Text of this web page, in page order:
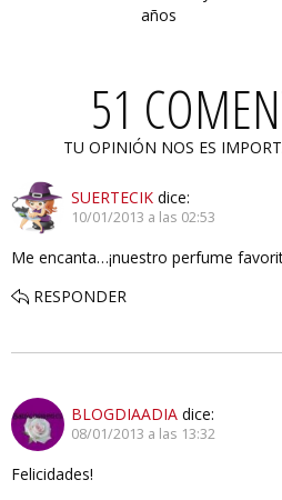
años
51
TU OPINIÓN NOS ES
SUERTECIK dice:
10/01/2013 a las 02:53
Me encanta…¡nuestro perfume
RESPONDER
BLOGDIAADIA dice:
08/01/2013 a las 13:32
Felicidades!